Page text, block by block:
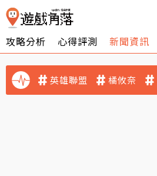
攻略分析 心得評測 新聞資訊
英雄聯盟 橘攸奈